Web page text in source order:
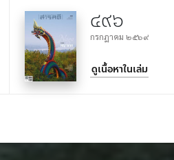
๔๙๖
กรกฎาคม ๒๕๖๙
ดูเนื้อหาในเล่ม